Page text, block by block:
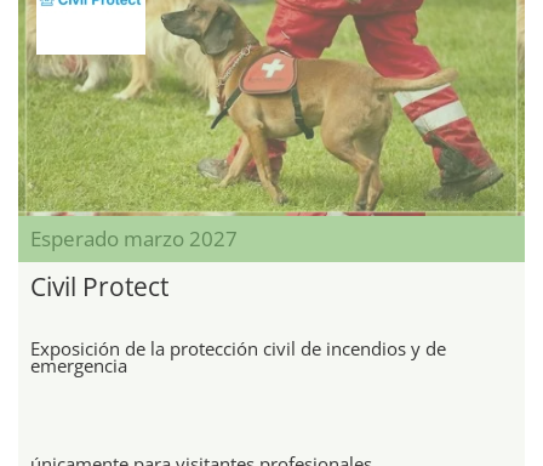
Esperado marzo 2027
Civil Protect
Exposición de la protección civil de incendios y de
emergencia